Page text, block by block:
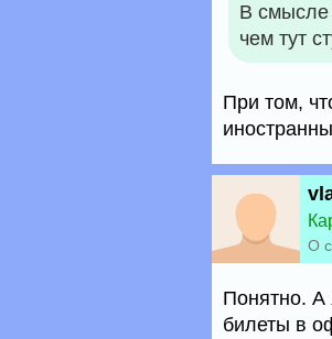
В смысле
чем тут
При том,
О
Понятно. А
билеты в